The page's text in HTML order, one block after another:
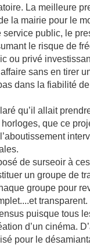
La meilleure
la mairie pour le
service public, le
le risque de
ou privé
sans en tirer
dans la fiabilité
qu’il allait
que ce
de surseoir à
un groupe de
groupe pour
puisque tous
d’un cinéma.
pour le